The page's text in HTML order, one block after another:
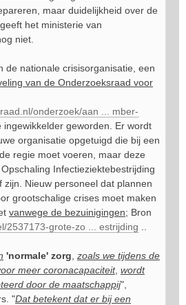
maar duidelijkheid over de
het ministerie van
niet.
de nationale crisisorganisatie, een
van de Onderzoeksraad voor
onderzoek/aan ... mber-
ingewikkelder geworden. Er wordt
organisatie opgetuigd die bij een
regie moet voeren, maar deze
Infectieziektebestrijding
zijn. Nieuw personeel dat plannen
grootschalige crises moet maken
vanwege de bezuinigingen; Bron
2537173-grote-zo ... estrijding
'normale' zorg zoals we tijdens de
meer coronacapaciteit, wordt
door de maatschappij",
"Dat betekent dat er bij een